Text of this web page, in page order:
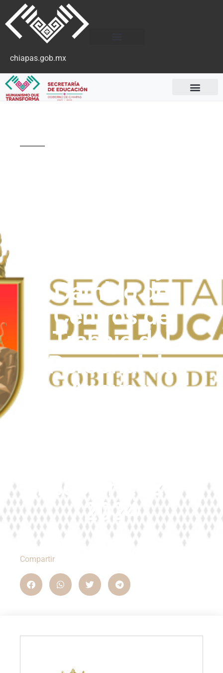
chiapas.gob.mx
Cambio de
Centros de
Trabajo del
Personal de
Apoyo y
Escolar 2023-
2024
Compartir